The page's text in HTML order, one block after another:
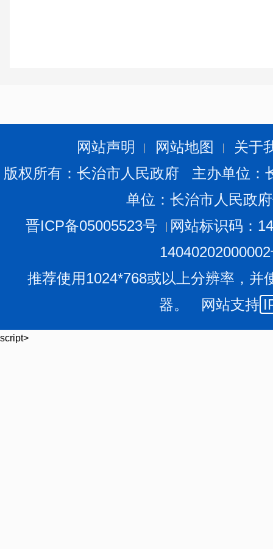
网站声明 网站地图
关于
版权所有：长治市人民政府 主办单位
单位：长治市人民政
晋ICP备05005523号
网站标识码：
推荐使用1024*768或以上分辨率，并
器。 网站支持
script>